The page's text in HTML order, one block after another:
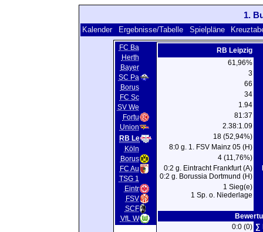
1.
Kalender Ergebnisse/Tabelle Spielpläne
FC Ba
Herth
Bayer
SC Pa
Borus
FC Sc
SV We
Fortu
Union
RB Le
Köln
Borus
FC Au
TSG 1
Eintr
FSV
SCF
VfL W
RB Leipzig
61,96%
3
66
34
1.94
81:37
2.38:1.09
18 (52,94%)
8:0 g. 1. FSV Mainz 05 (H)
4 (11,76%)
0:2 g. Eintracht Frankfurt (A)
0:2 g. Borussia Dortmund (H)
1 Sieg(e)
1 Sp. o. Niederlage
0:0 (0) ∑